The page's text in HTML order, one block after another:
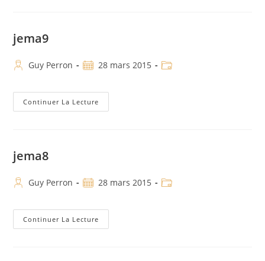
jema9
Guy Perron 28 mars 2015
Continuer La Lecture
jema8
Guy Perron 28 mars 2015
Continuer La Lecture